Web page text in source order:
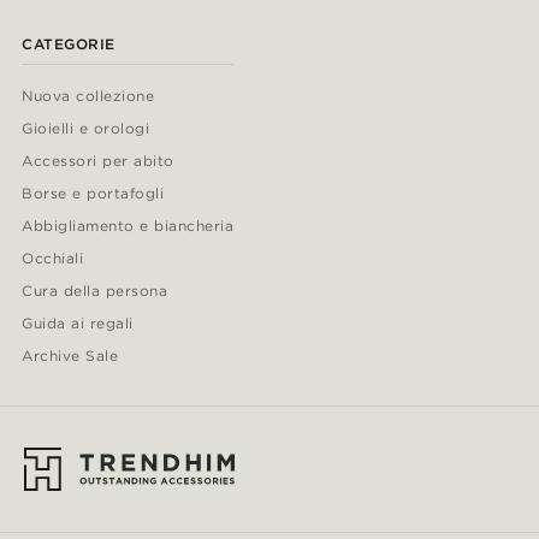
CATEGORIE
Nuova collezione
Gioielli e orologi
Accessori per abito
Borse e portafogli
Abbigliamento e biancheria
Occhiali
Cura della persona
Guida ai regali
Archive Sale